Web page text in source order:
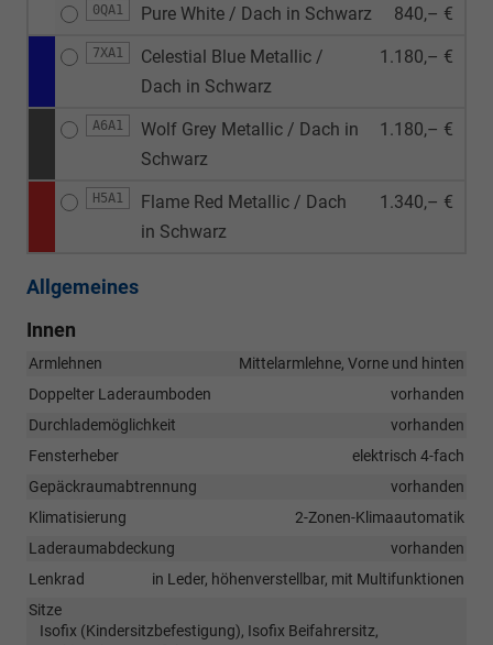
0QA1 Pure White / Dach in Schwarz 840,– €
7XA1
Celestial Blue Metallic /
Dach in Schwarz
1.180,– €
A6A1
Wolf Grey Metallic / Dach in
Schwarz
1.180,– €
H5A1
Flame Red Metallic / Dach
in Schwarz
1.340,– €
Allgemeines
Innen
Armlehnen
Mittelarmlehne, Vorne und hinten
Doppelter Laderaumboden
vorhanden
Durchlademöglichkeit
vorhanden
Fensterheber
elektrisch 4-fach
Gepäckraumabtrennung
vorhanden
Klimatisierung
2-Zonen-Klimaautomatik
Laderaumabdeckung
vorhanden
Lenkrad
in Leder, höhenverstellbar, mit Multifunktionen
Sitze
Isofix (Kindersitzbefestigung), Isofix Beifahrersitz,